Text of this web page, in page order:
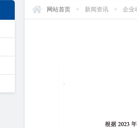
网站首页 > 新闻资讯 > 企业